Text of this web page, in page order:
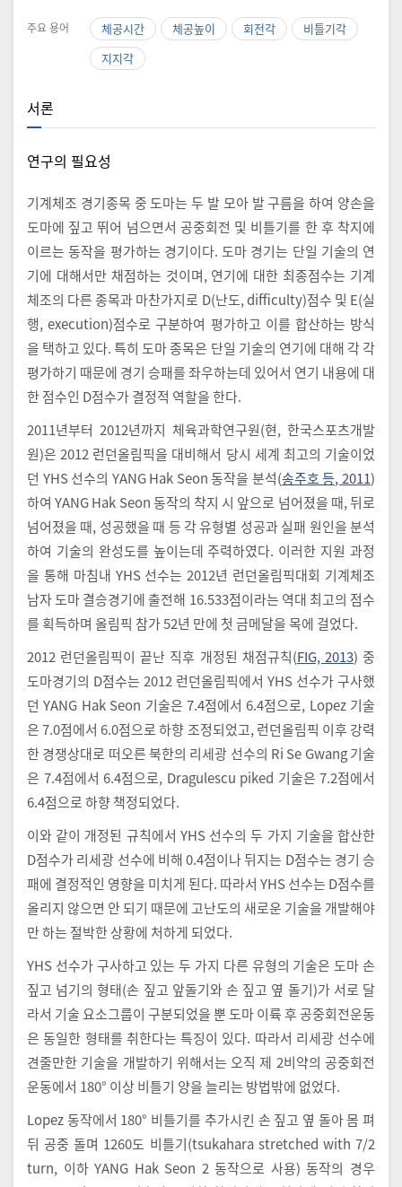
주요 용어 체공시간 체공높이 회전각
비틀기각
지지각
서론
연구의 필요성
기계체조 경기종목 중 도마는 두 발 모아 발 구름을 하여 양손을
도마에 짚고 뛰어 넘으면서 공중회전 및 비틀기를 한 후 착지에
이르는 동작을 평가하는 경기이다. 도마 경기는 단일 기술의 연
기에 대해서만 채점하는 것이며, 연기에 대한 최종점수는 기계
체조의 다른 종목과 마찬가지로 D(난도, difficulty)점수 및 E(실
행, execution)점수로 구분하여 평가하고 이를 합산하는 방식
을 택하고 있다. 특히 도마 종목은 단일 기술의 연기에 대해 각 각
평가하기 때문에 경기 승패를 좌우하는데 있어서 연기 내용에 대
한 점수인 D점수가 결정적 역할을 한다.
2011년부터 2012년까지 체육과학연구원(현, 한국스포츠개발
원)은 2012 런던올림픽을 대비해서 당시 세계 최고의 기술이었
던 YHS 선수의 YANG Hak Seon 동작을 분석(송주호 등, 2011)
하여 YANG Hak Seon 동작의 착지 시 앞으로 넘어졌을 때, 뒤로
넘어졌을 때, 성공했을 때 등 각 유형별 성공과 실패 원인을 분석
하여 기술의 완성도를 높이는데 주력하였다. 이러한 지원 과정
을 통해 마침내 YHS 선수는 2012년 런던올림픽대회 기계체조
남자 도마 결승경기에 출전해 16.533점이라는 역대 최고의 점수
를 획득하며 올림픽 참가 52년 만에 첫 금메달을 목에 걸었다.
2012 런던올림픽이 끝난 직후 개정된 채점규칙(FIG, 2013) 중
도마경기의 D점수는 2012 런던올림픽에서 YHS 선수가 구사했
던 YANG Hak Seon 기술은 7.4점에서 6.4점으로, Lopez 기술
은 7.0점에서 6.0점으로 하향 조정되었고, 런던올림픽 이후 강력
한 경쟁상대로 떠오른 북한의 리세광 선수의 Ri Se Gwang 기술
은 7.4점에서 6.4점으로, Dragulescu piked 기술은 7.2점에서
6.4점으로 하향 책정되었다.
이와 같이 개정된 규칙에서 YHS 선수의 두 가지 기술을 합산한
D점수가 리세광 선수에 비해 0.4점이나 뒤지는 D점수는 경기 승
패에 결정적인 영향을 미치게 된다. 따라서 YHS 선수는 D점수를
올리지 않으면 안 되기 때문에 고난도의 새로운 기술을 개발해야
만 하는 절박한 상황에 처하게 되었다.
YHS 선수가 구사하고 있는 두 가지 다른 유형의 기술은 도마 손
짚고 넘기의 형태(손 짚고 앞돌기와 손 짚고 옆 돌기)가 서로 달
라서 기술 요소그룹이 구분되었을 뿐 도마 이륙 후 공중회전운동
은 동일한 형태를 취한다는 특징이 있다. 따라서 리세광 선수에
견줄만한 기술을 개발하기 위해서는 오직 제 2비약의 공중회전
운동에서 180° 이상 비틀기 양을 늘리는 방법밖에 없었다.
Lopez 동작에서 180° 비틀기를 추가시킨 손 짚고 옆 돌아 몸 펴
뒤 공중 돌며 1260도 비틀기(tsukahara stretched with 7/2
turn, 이하 YANG Hak Seon 2 동작으로 사용) 동작의 경우